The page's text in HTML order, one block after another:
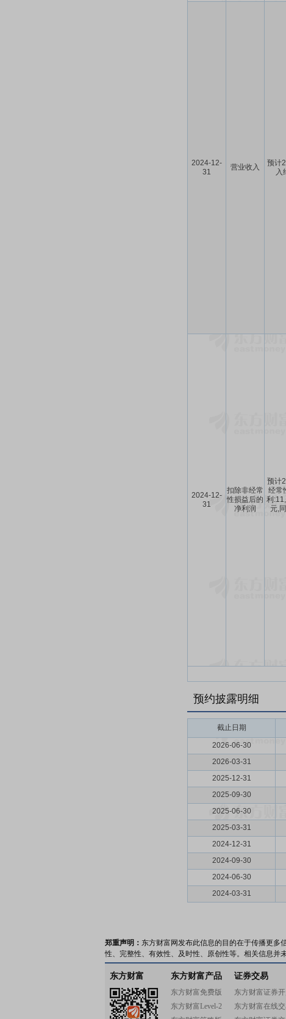
2024-12-
31
营业收入
预计
入
2024-12-
31
扣除非经常
性损益后的
净利润
预计
经常
利
元,
预约披露明细
截止日期
2026-06-30
2026-03-31
2025-12-31
2025-09-30
2025-06-30
2025-03-31
2024-12-31
2024-09-30
2024-06-30
2024-03-31
郑重声明： 东方财富网发布此信息的目的在于传播更多
性、完整性、有效性、及时性、原创性等。相关信息并
东方财富 东方财富产品
东方财富免费版
东方财富Level-2
证券交易
东方财富证券
东方财富在线